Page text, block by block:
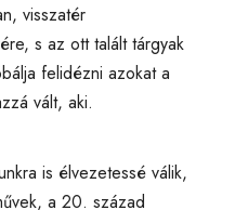
visszatér
s az ott talált tárgyak
felidézni azokat a
vált, aki.
is élvezetessé válik,
a 20. század